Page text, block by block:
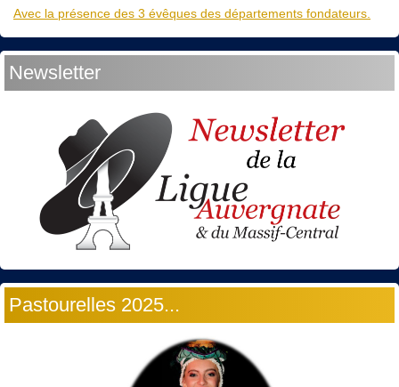
Avec la présence des 3 évêques des départements fondateurs.
Newsletter
Pastourelles 2025...